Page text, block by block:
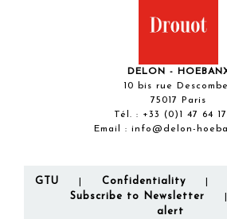
DELON -
10 bis rue
75017 Paris
Tél. : +33 (0)1 47 64
Email : info@delon-
GTU Confidentiality
Subscribe to Newsletter
alert